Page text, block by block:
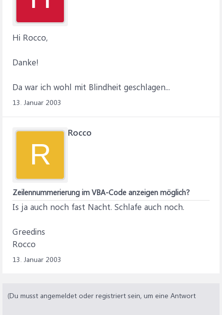
Hi Rocco,
Danke!
Da war ich wohl mit Blindheit geschlagen...
13. Januar 2003
R
Rocco
Zeilennummerierung im VBA-Code anzeigen möglich?
Is ja auch noch fast Nacht. Schlafe auch noch.
Greedins
Rocco
13. Januar 2003
(Du musst angemeldet oder registriert sein, um eine Antwort